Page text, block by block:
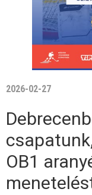
2026-02-27
OB1